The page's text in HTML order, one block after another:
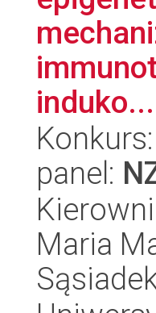
induko...
Konkurs:
panel:
Maria